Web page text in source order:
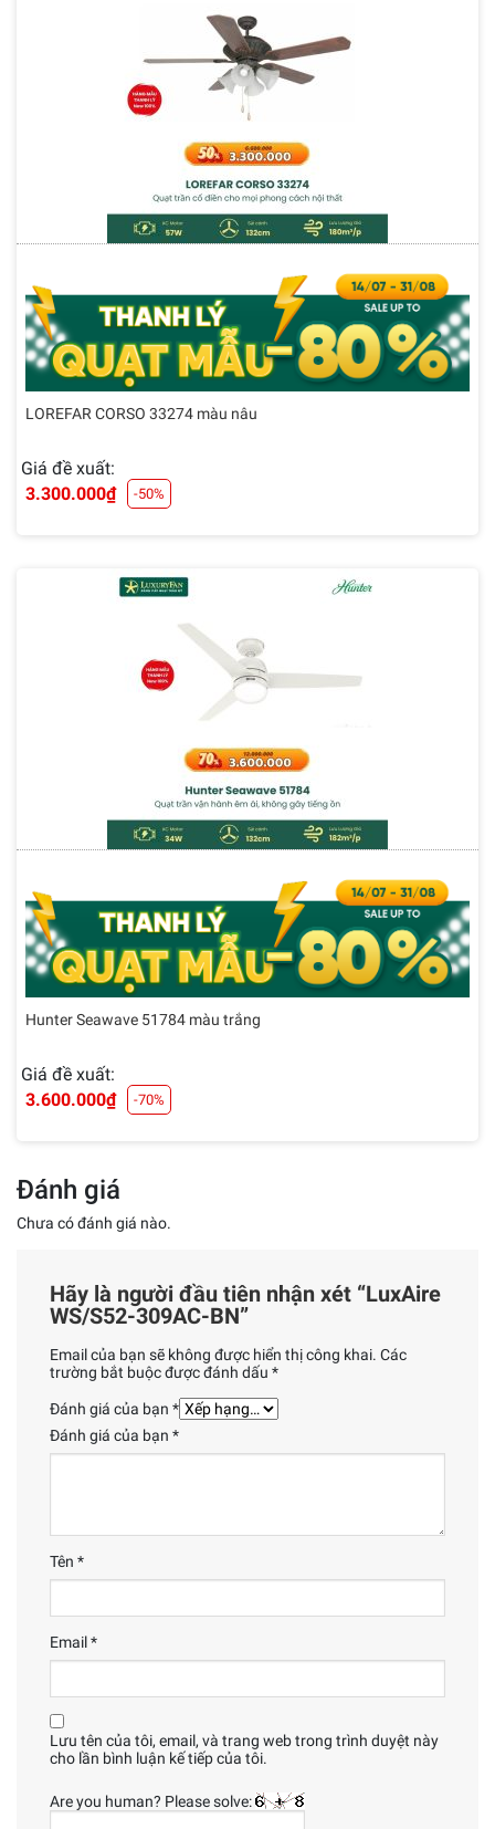
LOREFAR CORSO 33274 màu nâu
Giá đề xuất:
3.300.000₫ -50%
Hunter Seawave 51784 màu trắng
Giá đề xuất:
3.600.000₫ -70%
Đánh giá
Chưa có đánh giá nào.
Hãy là người đầu tiên nhận xét “LuxAire
WS/S52-309AC-BN”
Email của bạn sẽ không được hiển thị công khai. Các
trường bắt buộc được đánh dấu *
Đánh giá của bạn *
Đánh giá của bạn *
Tên *
Email*
Lưu tên của tôi, email, và trang web trong trình duyệt này
cho lần bình luận kế tiếp của tôi.
Are you human? Please solve: